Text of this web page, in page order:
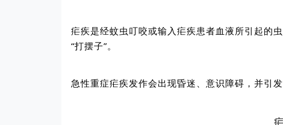
疟疾是经蚊虫叮咬或输入疟疾患者血液所引起的
“打摆子”。
急性重症疟疾发作会出现昏迷、意识障碍，并引